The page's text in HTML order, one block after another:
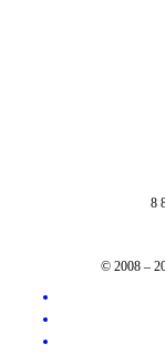
8
© 2008 –